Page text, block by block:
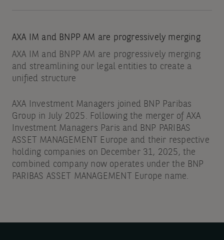
AXA IM and BNPP AM are progressively merging
AXA IM and BNPP AM are progressively merging
and streamlining our legal entities to create a
unified structure
AXA Investment Managers joined BNP Paribas
Group in July 2025. Following the merger of AXA
Investment Managers Paris and BNP PARIBAS
ASSET MANAGEMENT Europe and their respective
holding companies on December 31, 2025, the
combined company now operates under the BNP
PARIBAS ASSET MANAGEMENT Europe name.